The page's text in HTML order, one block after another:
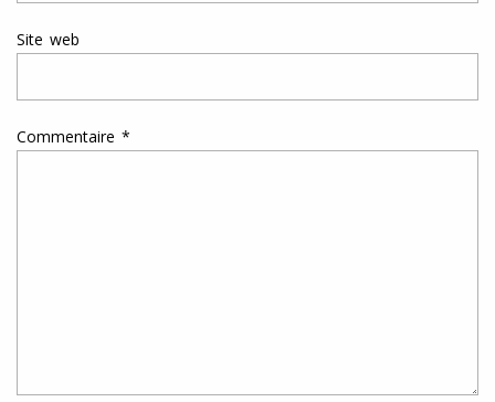
Site web
Commentaire *